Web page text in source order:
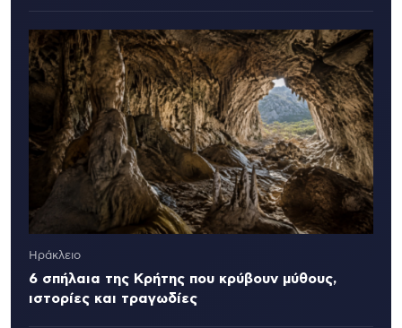
Ηράκλειο
6 σπήλαια της Κρήτης που κρύβουν μύθους,
ιστορίες και τραγωδίες